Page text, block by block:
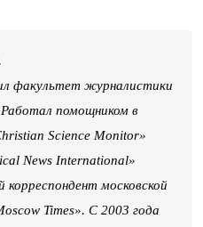
факультет журналистики
помощником в
Science Monitor»
News International»
московской
Times». С 2003 года